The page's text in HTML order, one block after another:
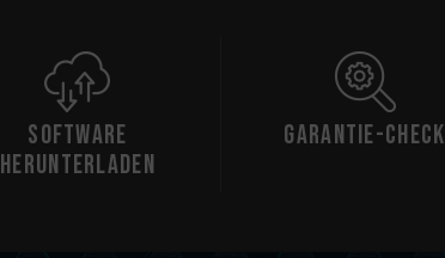
Software
herunterladen
Garantie-Check